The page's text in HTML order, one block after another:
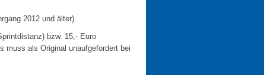
2012 und älter).
bzw. 15,- Euro
muss als Original unaufgefordert bei